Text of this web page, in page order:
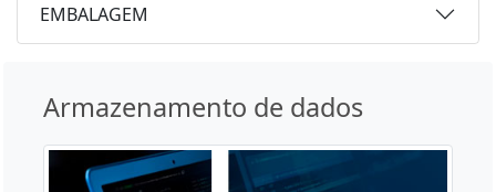
EMBALAGEM
Armazenamento de dados